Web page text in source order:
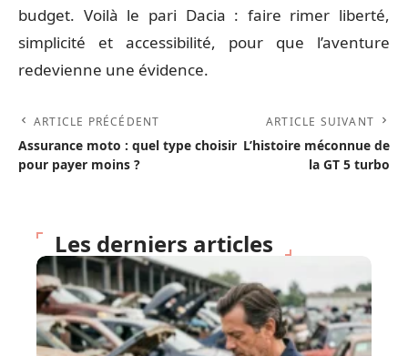
budget. Voilà le pari Dacia : faire rimer liberté,
simplicité et accessibilité, pour que l’aventure
redevienne une évidence.
ARTICLE PRÉCÉDENT
Assurance moto : quel type choisir
pour payer moins ?
ARTICLE SUIVANT
L’histoire méconnue de
la GT 5 turbo
Les derniers articles